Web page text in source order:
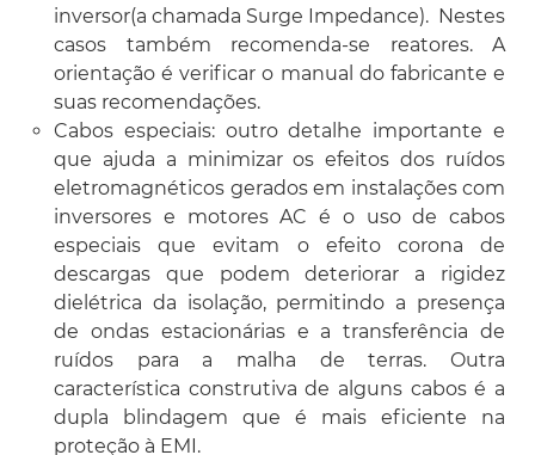
inversor(a chamada Surge Impedance). Nestes
casos também recomenda-se reatores. A
orientação é verificar o manual do fabricante e
suas recomendações.
Cabos especiais: outro detalhe importante e
que ajuda a minimizar os efeitos dos ruídos
eletromagnéticos gerados em instalações com
inversores e motores AC é o uso de cabos
especiais que evitam o efeito corona de
descargas que podem deteriorar a rigidez
dielétrica da isolação, permitindo a presença
de ondas estacionárias e a transferência de
ruídos para a malha de terras. Outra
característica construtiva de alguns cabos é a
dupla blindagem que é mais eficiente na
proteção à EMI.